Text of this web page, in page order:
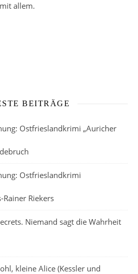
allem.
BEITRÄGE
Ostfrieslandkrimi „Auricher
Ostfrieslandkrimi
Rainer Riekers
Niemand sagt die Wahrheit
kleine Alice (Kessler und